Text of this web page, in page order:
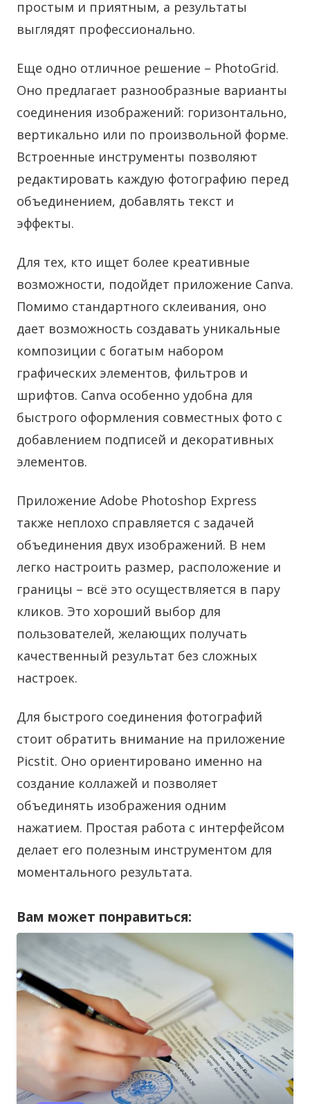
простым и приятным, а результаты
выглядят профессионально.
Еще одно отличное решение – PhotoGrid.
Оно предлагает разнообразные варианты
соединения изображений: горизонтально,
вертикально или по произвольной форме.
Встроенные инструменты позволяют
редактировать каждую фотографию перед
объединением, добавлять текст и
эффекты.
Для тех, кто ищет более креативные
возможности, подойдет приложение Canva.
Помимо стандартного склеивания, оно
дает возможность создавать уникальные
композиции с богатым набором
графических элементов, фильтров и
шрифтов. Canva особенно удобна для
быстрого оформления совместных фото с
добавлением подписей и декоративных
элементов.
Приложение Adobe Photoshop Express
также неплохо справляется с задачей
объединения двух изображений. В нем
легко настроить размер, расположение и
границы – всё это осуществляется в пару
кликов. Это хороший выбор для
пользователей, желающих получать
качественный результат без сложных
настроек.
Для быстрого соединения фотографий
стоит обратить внимание на приложение
Picstit. Оно ориентировано именно на
создание коллажей и позволяет
объединять изображения одним
нажатием. Простая работа с интерфейсом
делает его полезным инструментом для
моментального результата.
Вам может понравиться: